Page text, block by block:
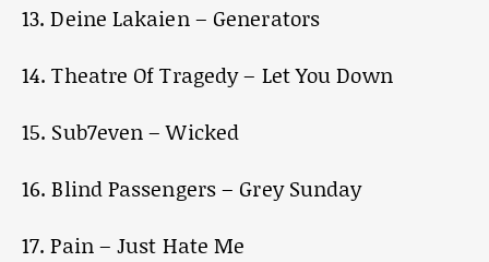
13. Deine Lakaien – Generators
14. Theatre Of Tragedy – Let You Down
15. Sub7even – Wicked
16. Blind Passengers – Grey Sunday
17. Pain – Just Hate Me